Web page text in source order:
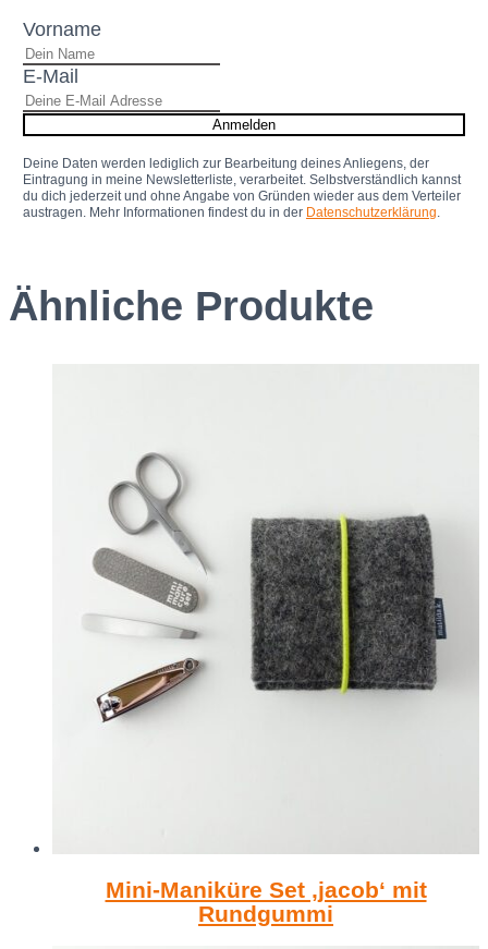
Vorname
E-Mail
Anmelden
Deine Daten werden lediglich zur Bearbeitung deines Anliegens, der
Eintragung in meine Newsletterliste, verarbeitet. Selbstverständlich kannst
du dich jederzeit und ohne Angabe von Gründen wieder aus dem Verteiler
austragen. Mehr Informationen findest du in der Datenschutzerklärung.
Ähnliche Produkte
Mini-Maniküre Set ‚jacob‘ mit
Rundgummi